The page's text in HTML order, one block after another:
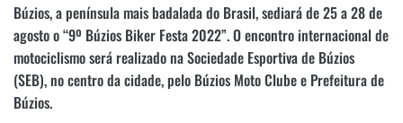
Búzios, a península mais badalada do Brasil, sediará de 25 a 28 de
agosto o “9º Búzios Biker Festa 2022”. O encontro internacional de
motociclismo será realizado na Sociedade Esportiva de Búzios
(SEB), no centro da cidade, pelo Búzios Moto Clube e Prefeitura de
Búzios.